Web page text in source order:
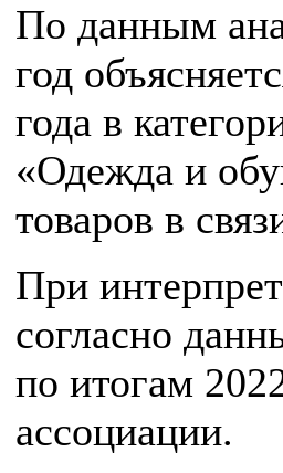
По данным
год
года в
«Одежда и
товаров в
При
согласно
по итогам
ассоциации.